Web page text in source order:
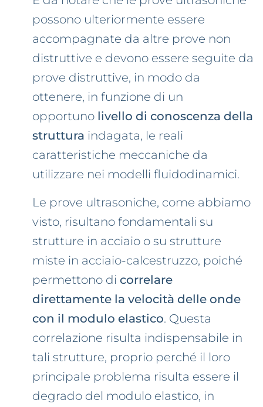
possono ulteriormente essere
accompagnate da altre prove non
distruttive e devono essere seguite da
prove distruttive, in modo da
ottenere, in funzione di un
opportuno livello di conoscenza della
struttura indagata, le reali
caratteristiche meccaniche da
utilizzare nei modelli fluidodinamici.
Le prove ultrasoniche, come abbiamo
visto, risultano fondamentali su
strutture in acciaio o su strutture
miste in acciaio-calcestruzzo, poiché
permettono di correlare
direttamente la velocità delle onde
con il modulo elastico. Questa
correlazione risulta indispensabile in
tali strutture, proprio perché il loro
principale problema risulta essere il
degrado del modulo elastico, in